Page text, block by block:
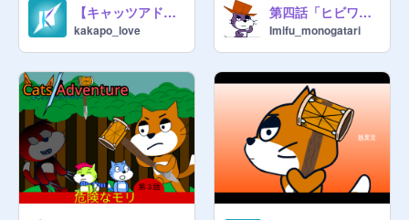
【キャッツアドベンチャー第2期まもなく】
kakapo_love
第四話「ヒビワレ注意」
Imifu_monogatari